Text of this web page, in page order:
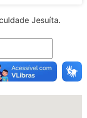
Jesuíta.